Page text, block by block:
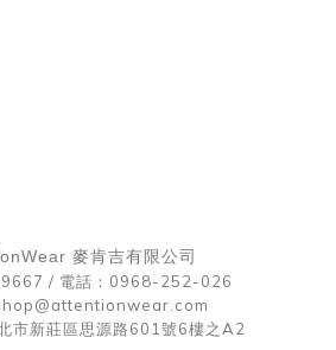
麥肯吉有限公司
/ 電話：0968-252-026
市新莊區思源路601號6樓之A2